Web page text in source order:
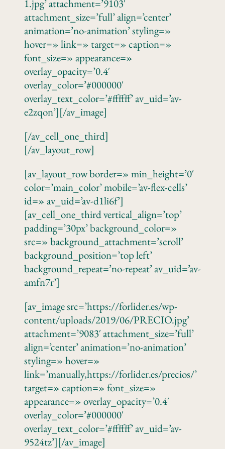
1.jpg’ attachment=’9103′
attachment_size=’full’ align=’center’
animation=’no-animation’ styling=»
hover=» link=» target=» caption=»
font_size=» appearance=»
overlay_opacity=’0.4′
overlay_color=’#000000′
overlay_text_color=’#ffffff’ av_uid=’av-
e2zqon’][/av_image]
[/av_cell_one_third]
[/av_layout_row]
[av_layout_row border=» min_height=’0′
color=’main_color’ mobile=’av-flex-cells’
id=» av_uid=’av-d1li6f’]
[av_cell_one_third vertical_align=’top’
padding=’30px’ background_color=»
src=» background_attachment=’scroll’
background_position=’top left’
background_repeat=’no-repeat’ av_uid=’av-
amfn7r’]
[av_image src=’https://forlider.es/wp-
content/uploads/2019/06/PRECIO.jpg’
attachment=’9083′ attachment_size=’full’
align=’center’ animation=’no-animation’
styling=» hover=»
link=’manually,https://forlider.es/precios/’
target=» caption=» font_size=»
appearance=» overlay_opacity=’0.4′
overlay_color=’#000000′
overlay_text_color=’#ffffff’ av_uid=’av-
9524tz’][/av_image]